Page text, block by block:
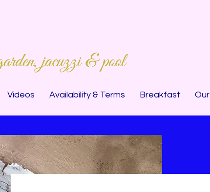
jacuzzi & pool
Videos Availability & Terms Breakfast